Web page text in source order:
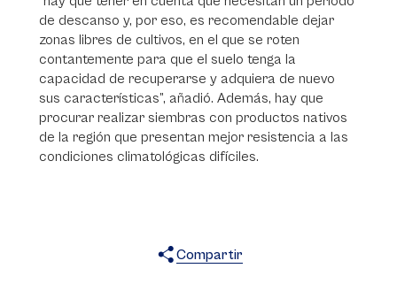
de descanso y, por eso, es recomendable dejar
zonas libres de cultivos, en el que se roten
contantemente para que el suelo tenga la
capacidad de recuperarse y adquiera de nuevo
sus características”, añadió. Además, hay que
procurar realizar siembras con productos nativos
de la región que presentan mejor resistencia a las
condiciones climatológicas difíciles.
Compartir